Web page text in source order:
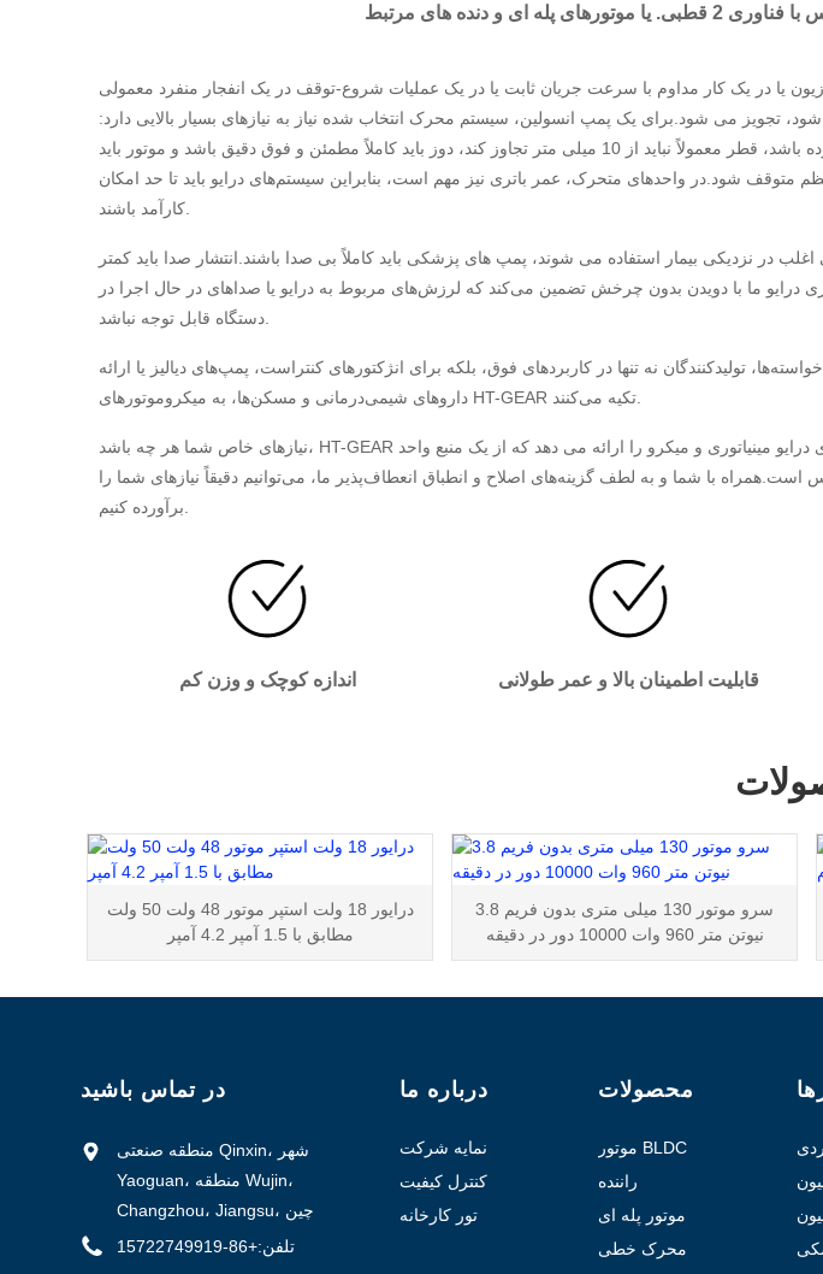
یا در یک کار مداوم با سرعت جریان ثابت یا در یک عملیات شروع-توقف در یک انفجار منفرد معمولی
تجویز می شود.برای یک پمپ انسولین، سیستم محرک انتخاب شده نیاز به نیازهای بسیار بالایی دارد:
دستگاه باید تا حد امکان فشرده باشد، قطر معمولاً نباید از 10 میلی متر تجاوز کند، دوز باید کاملاً مطمئن و فوق دقیق باشد و موتور باید
شود.در واحدهای متحرک، عمر باتری نیز مهم است، بنابراین سیستم‌های درایو باید تا حد امکان
در نزدیکی بیمار استفاده می شوند، پمپ های پزشکی باید کاملاً بی صدا باشند.انتشار صدا باید کمتر
درایو ما با دویدن بدون چرخش تضمین می‌کند که لرزش‌های مربوط به درایو یا صداهای در حال اجرا در
تولیدکنندگان نه تنها در کاربردهای فوق، بلکه برای انژکتورهای کنتراست، پمپ‌های دیالیز یا ارائه
نیازهای خاص شما هر چه باشد، HT-GEAR گسترده ترین طیف سیستم های درایو مینیاتوری و میکرو را ارائه می دهد که از یک منبع واحد
با شما و به لطف گزینه‌های اصلاح و انطباق انعطاف‌پذیر ما، می‌توانیم دقیقاً نیازهای شما را
اندازه کوچک و وزن کم قابلیت اطمینان بالا و عمر طولانی
درایور 18 ولت استپر موتور 48 ولت 50 ولت
مطابق با 1.5 آمپر 4.2 آمپر
سرو موتور 130 میلی متری بدون فریم 3.8
نیوتن متر 960 وات 10000 دور در دقیقه
در تماس باشید
منطقه صنعتی Qinxin، شهر
Yaoguan، منطقه Wujin،
Changzhou، Jiangsu، چین
تلفن:+86-15722749919
درباره ما
نمایه شرکت
کنترل کیفیت
تور کارخانه
محصولات
موتور BLDC
راننده
موتور پله ای
هیبریدی
محرک خطی